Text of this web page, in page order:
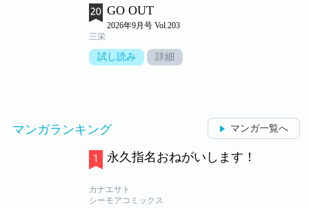
GO OUT
2026年9月号 Vol.203
三栄
試し読み 詳細
マンガランキング マンガ一覧へ
永久指名おねがいします！
カナエサト
シーモアコミックス